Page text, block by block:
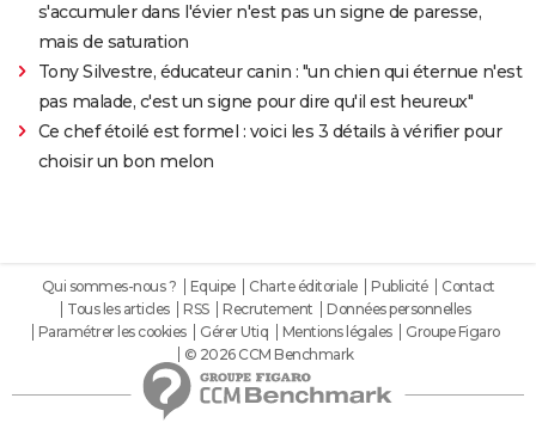
s'accumuler dans l'évier n'est pas un signe de paresse,
mais de saturation
Tony Silvestre, éducateur canin : "un chien qui éternue n'est
pas malade, c'est un signe pour dire qu'il est heureux"
Ce chef étoilé est formel : voici les 3 détails à vérifier pour
choisir un bon melon
Qui sommes-nous ? Equipe Charte éditoriale Publicité
Contact
Tous les articles
RSS Recrutement
Données personnelles
Paramétrer les cookies
Gérer Utiq Mentions légales
Groupe Figaro
© 2026 CCM Benchmark